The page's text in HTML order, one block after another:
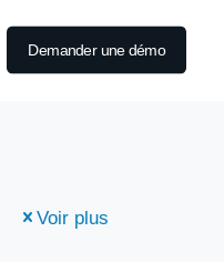
Demander une démo
Voir plus